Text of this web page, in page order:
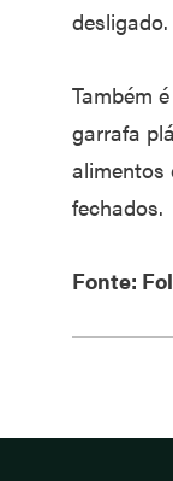
desligado.
Também
garrafa
alimentos
fechados.
Fonte: